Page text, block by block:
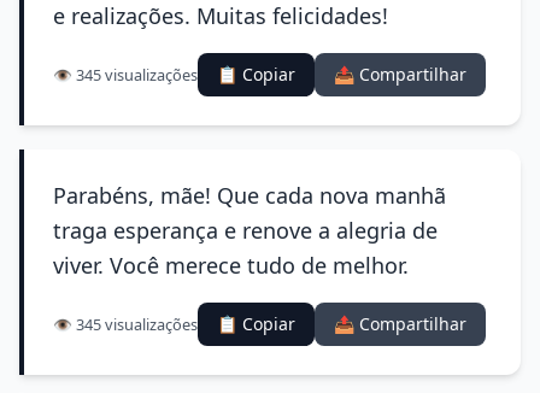
e realizações. Muitas felicidades!
👁️ 345 visualizações 📋 Copiar 📤 Compartilhar
Parabéns, mãe! Que cada nova manhã
traga esperança e renove a alegria de
viver. Você merece tudo de melhor.
👁️ 345 visualizações 📋 Copiar 📤 Compartilhar